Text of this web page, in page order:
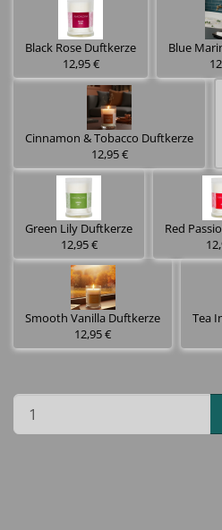
Black Rose Duftkerze
12,95 €
Blue
Cinnamon & Tobacco Duftkerze
12,95 €
Green Lily Duftkerze
12,95 €
Red
Smooth Vanilla Duftkerze
12,95 €
Tea